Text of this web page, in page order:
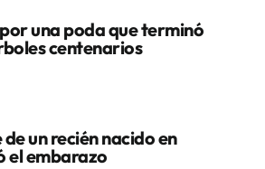
una poda que terminó
centenarios
un recién nacido en
el embarazo